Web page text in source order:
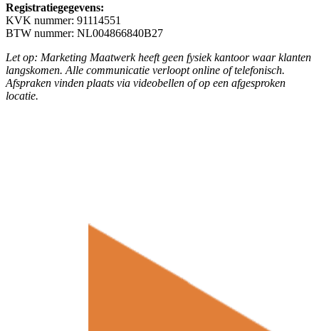
Registratiegegevens:
KVK nummer: 91114551
BTW nummer: NL004866840B27
Let op: Marketing Maatwerk heeft geen fysiek kantoor waar klanten
langskomen. Alle communicatie verloopt online of telefonisch.
Afspraken vinden plaats via videobellen of op een afgesproken
locatie.